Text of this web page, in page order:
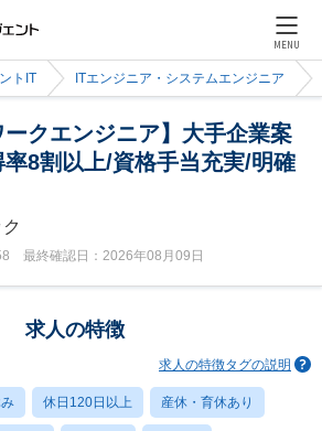
MENU
トIT ITエンジニア・システムエンジニア
ークエンジニア】大手企業案
8割以上/資格手当充実/明確
最終確認日：2026年08月09日
求人の特徴
求人の特徴タグの説明
休日120日以上 産休・育休あり